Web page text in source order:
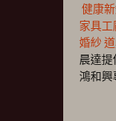
健康
家具工
婚紗
晨達
鴻和興